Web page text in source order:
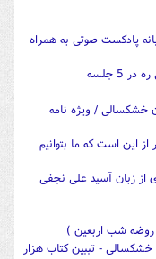
پادکست صوتی به همراه
جلسه
خشکسالی / ویژه نامه
این است که ما بتوانیم
از زبان آسید علی نجفی
روضه شب اربعین )
- تببین کتاب هزار